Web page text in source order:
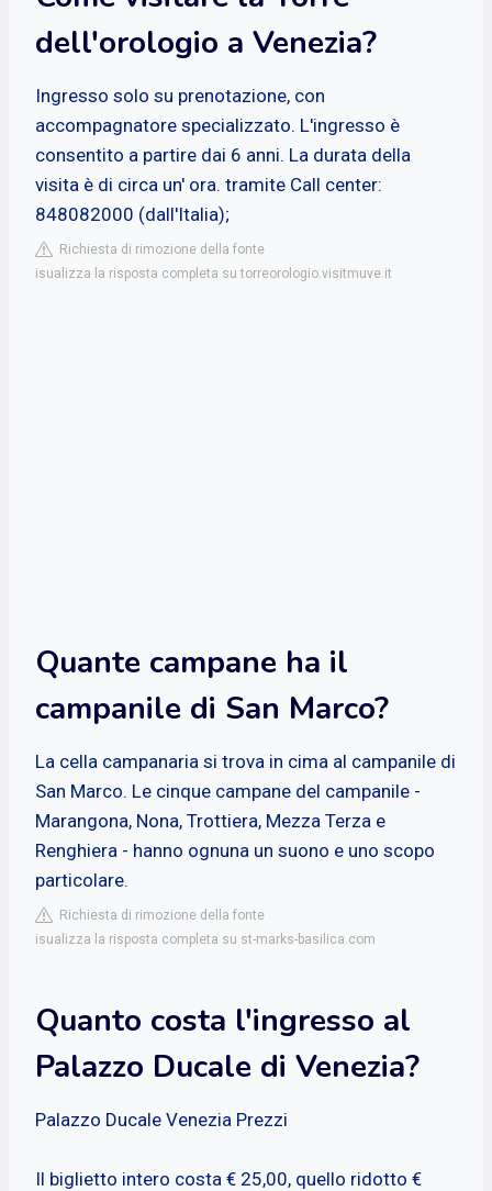
dell'orologio a Venezia?
Ingresso solo su prenotazione, con
accompagnatore specializzato. L'ingresso è
consentito a partire dai 6 anni. La durata della
visita è di circa un' ora. tramite Call center:
848082000 (dall'Italia);
Richiesta di rimozione della fonte
isualizza la risposta completa su torreorologio.visitmuve.it
Quante campane ha il
campanile di San Marco?
La cella campanaria si trova in cima al campanile di
San Marco. Le cinque campane del campanile -
Marangona, Nona, Trottiera, Mezza Terza e
Renghiera - hanno ognuna un suono e uno scopo
particolare.
Richiesta di rimozione della fonte
isualizza la risposta completa su st-marks-basilica.com
Quanto costa l'ingresso al
Palazzo Ducale di Venezia?
Palazzo Ducale Venezia Prezzi
Il biglietto intero costa € 25,00, quello ridotto €